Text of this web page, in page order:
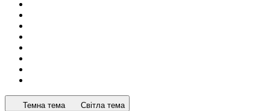
Темна тема Світла тема